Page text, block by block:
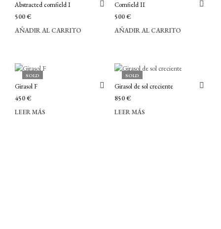
Abstracted cornfield I
500€
AÑADIR AL CARRITO
Cornfield II
500€
AÑADIR AL CARRITO
SOLD
Girasol F
450€
LEER MÁS
SOLD
Girasol de sol creciente
850€
LEER MÁS